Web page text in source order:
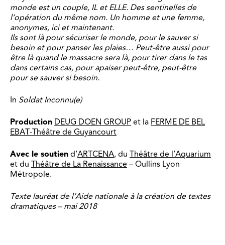
monde est un couple, IL et ELLE. Des sentinelles de
l’opération du même nom. Un homme et une femme,
anonymes, ici et maintenant.
Ils sont là pour sécuriser le monde, pour le sauver si
besoin et pour panser les plaies… Peut-être aussi pour
être là quand le massacre sera là, pour tirer dans le tas
dans certains cas, pour apaiser peut-être, peut-être
pour se sauver si besoin.
In Soldat Inconnu(e)
Production DEUG DOEN GROUP et la FERME DE BEL
EBAT-Théâtre de Guyancourt
Avec le soutien d’ARTCENA, du Théâtre de l’Aquarium
et du Théâtre de La Renaissance – Oullins Lyon
Métropole.
Texte lauréat de l’Aide nationale à la création de textes
dramatiques – mai 2018